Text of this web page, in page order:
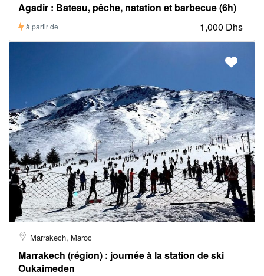
Agadir : Bateau, pêche, natation et barbecue (6h)
à partir de 1,000 Dhs
Marrakech, Maroc
Marrakech (région) : journée à la station de ski
Oukaimeden